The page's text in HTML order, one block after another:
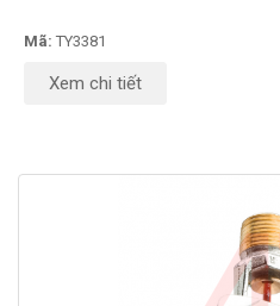
Mã: TY3381
Xem chi tiết